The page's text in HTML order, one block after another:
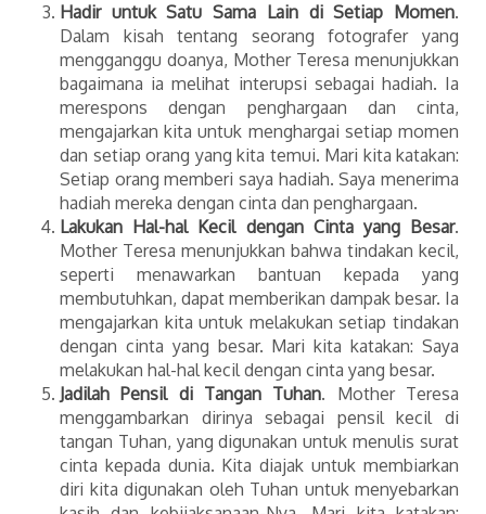
Hadir untuk Satu Sama Lain di Setiap Momen.
Dalam kisah tentang seorang fotografer yang
mengganggu doanya, Mother Teresa menunjukkan
bagaimana ia melihat interupsi sebagai hadiah. Ia
merespons dengan penghargaan dan cinta,
mengajarkan kita untuk menghargai setiap momen
dan setiap orang yang kita temui. Mari kita katakan:
Setiap orang memberi saya hadiah. Saya menerima
hadiah mereka dengan cinta dan penghargaan.
Lakukan Hal-hal Kecil dengan Cinta yang Besar.
Mother Teresa menunjukkan bahwa tindakan kecil,
seperti menawarkan bantuan kepada yang
membutuhkan, dapat memberikan dampak besar. Ia
mengajarkan kita untuk melakukan setiap tindakan
dengan cinta yang besar. Mari kita katakan: Saya
melakukan hal-hal kecil dengan cinta yang besar.
Jadilah Pensil di Tangan Tuhan. Mother Teresa
menggambarkan dirinya sebagai pensil kecil di
tangan Tuhan, yang digunakan untuk menulis surat
cinta kepada dunia. Kita diajak untuk membiarkan
diri kita digunakan oleh Tuhan untuk menyebarkan